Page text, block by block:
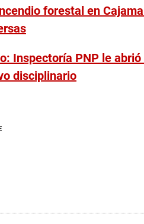
forestal en
Inspectoría PNP le abrió
disciplinario